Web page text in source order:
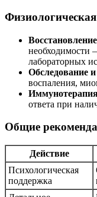
необходимости
лабораторных
Обследование
воспаления,
ответа при
Общие
Действие
Психологическая
поддержка